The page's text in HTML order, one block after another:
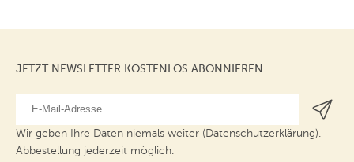
JETZT NEWSLETTER KOSTENLOS ABONNIEREN
Wir geben Ihre Daten niemals weiter (Datenschutzerklärung).
Abbestellung jederzeit möglich.